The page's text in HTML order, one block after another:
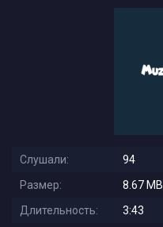
Слушали:
94
Размер:
8.67 MB
Длительность:
3:43